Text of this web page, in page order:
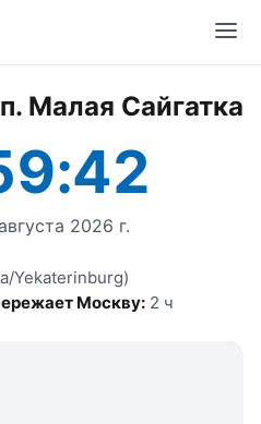
Малая Сайгатка
2026 г.
Yekaterinburg)
Москву: 2 ч